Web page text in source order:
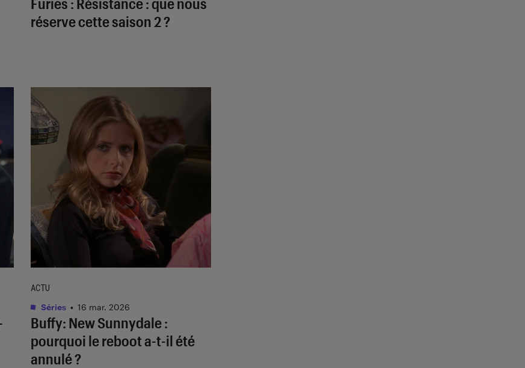
réserve cette saison 2 ?
Buffy: New Sunnydale:
pourquoi le reboot a-t-il été
annulé ?
ACTU
Séries • 16 mar. 2026